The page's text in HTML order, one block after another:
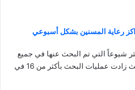
رعاية المسنين بشكل أسبوعي
شيوعاً التي تم البحث عنها في جميع
أنحاء المملكة المتحدة، حيث زادت عمليات البحث بأكثر من 16 في